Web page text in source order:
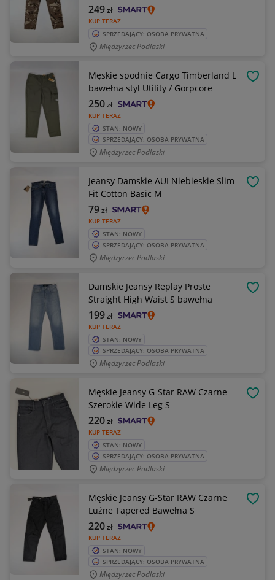
KUP TERAZ
249zł
SPRZEDAJĄCY: OSOBA PRYWATNA
Międzyrzec Podlaski
Męskie spodnie Cargo Timberland L
bawełna styl Utility / Gorpcore
KUP TERAZ
250zł
STAN: NOWY
SPRZEDAJĄCY: OSOBA PRYWATNA
Międzyrzec Podlaski
Jeansy Damskie AUI Niebieskie Slim
Fit Cotton Basic M
KUP TERAZ
79zł
STAN: NOWY
SPRZEDAJĄCY: OSOBA PRYWATNA
Międzyrzec Podlaski
Damskie Jeansy Replay Proste
Straight High Waist S bawełna
KUP TERAZ
199zł
STAN: NOWY
SPRZEDAJĄCY: OSOBA PRYWATNA
Międzyrzec Podlaski
Męskie Jeansy G-Star RAW Czarne
Szerokie Wide Leg S
KUP TERAZ
220zł
STAN: NOWY
SPRZEDAJĄCY: OSOBA PRYWATNA
Międzyrzec Podlaski
Męskie Jeansy G-Star RAW Czarne
Luźne Tapered Bawełna S
KUP TERAZ
220zł
STAN: NOWY
SPRZEDAJĄCY: OSOBA PRYWATNA
Międzyrzec Podlaski